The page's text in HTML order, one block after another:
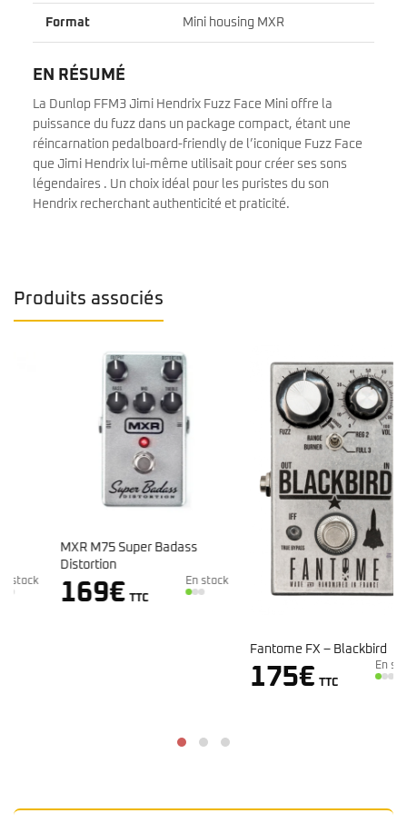
Format Mini housing MXR
EN RÉSUMÉ
La Dunlop FFM3 Jimi Hendrix Fuzz Face Mini offre la
puissance du fuzz dans un package compact, étant une
réincarnation pedalboard-friendly de l’iconique Fuzz Face
que Jimi Hendrix lui-même utilisait pour créer ses sons
légendaires . Un choix idéal pour les puristes du son
Hendrix recherchant authenticité et praticité.
Produits associés
MXR M75 Super Badass
Distortion
169€ TTC
En stock
Fantome FX – Blackbird
175€ TTC
En stock